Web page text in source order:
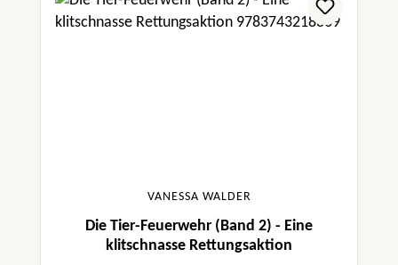
VANESSA WALDER
Die Tier-Feuerwehr (Band 2) - Eine
klitschnasse Rettungsaktion